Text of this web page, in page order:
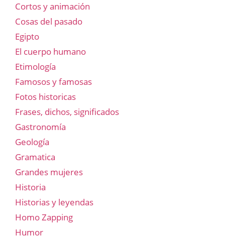
Cortos y animación
Cosas del pasado
Egipto
El cuerpo humano
Etimología
Famosos y famosas
Fotos historicas
Frases, dichos, significados
Gastronomía
Geología
Gramatica
Grandes mujeres
Historia
Historias y leyendas
Homo Zapping
Humor